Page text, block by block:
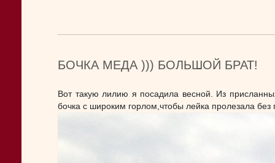
БОЧКА МЕДА ))) БОЛЬШОЙ БРАТ!
Вот такую лилию я посадила весной. Из
бочка с широким горлом,чтобы лейка пролезала